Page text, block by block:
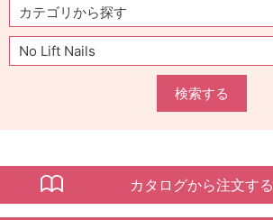
検索する
カタログから注文する